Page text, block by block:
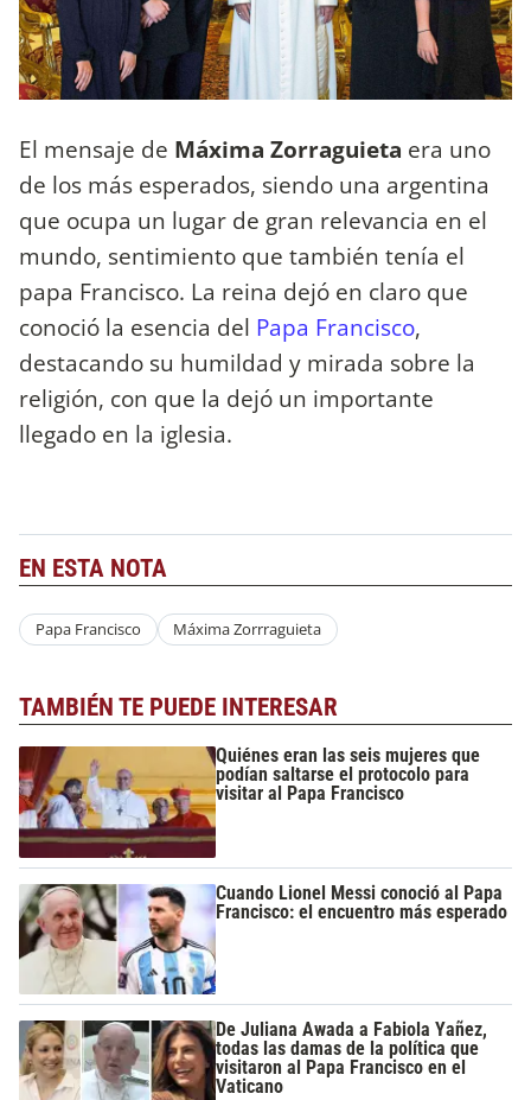
El mensaje de Máxima Zorraguieta era uno
de los más esperados, siendo una argentina
que ocupa un lugar de gran relevancia en el
mundo, sentimiento que también tenía el
papa Francisco. La reina dejó en claro que
conoció la esencia del Papa Francisco,
destacando su humildad y mirada sobre la
religión, con que la dejó un importante
llegado en la iglesia.
EN ESTA NOTA
Papa Francisco Máxima Zorrraguieta
TAMBIÉN TE PUEDE INTERESAR
Quiénes eran las seis mujeres que
podían saltarse el protocolo para
visitar al Papa Francisco
Cuando Lionel Messi conoció al Papa
Francisco: el encuentro más esperado
De Juliana Awada a Fabiola Yañez,
todas las damas de la política que
visitaron al Papa Francisco en el
Vaticano